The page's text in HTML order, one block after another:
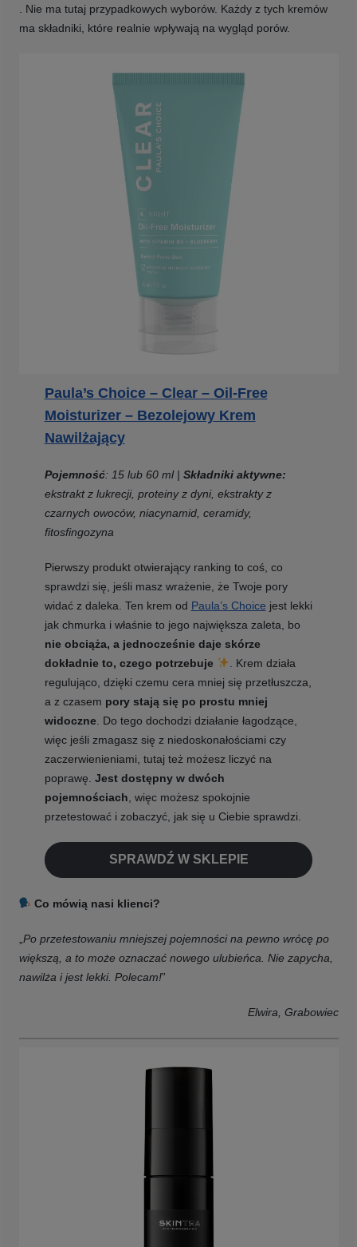
. Nie ma tutaj przypadkowych wyborów. Każdy z tych kremów
ma składniki, które realnie wpływają na wygląd porów.
Paula’s Choice – Clear – Oil-Free
Moisturizer – Bezolejowy Krem
Nawilżający
Pojemność: 15 lub 60 ml | Składniki aktywne:
ekstrakt z lukrecji, proteiny z dyni, ekstrakty z
czarnych owoców, niacynamid, ceramidy,
fitosfingozyna
Pierwszy produkt otwierający ranking to coś, co
sprawdzi się, jeśli masz wrażenie, że Twoje pory
widać z daleka. Ten krem od Paula’s Choice jest lekki
jak chmurka i właśnie to jego największa zaleta, bo
nie obciąża, a jednocześnie daje skórze
dokładnie to, czego potrzebuje
. Krem działa
regulująco, dzięki czemu cera mniej się przetłuszcza,
a z czasem pory stają się po prostu mniej
widoczne. Do tego dochodzi działanie łagodzące,
więc jeśli zmagasz się z niedoskonałościami czy
zaczerwienieniami, tutaj też możesz liczyć na
poprawę. Jest dostępny w dwóch
pojemnościach , więc możesz spokojnie
przetestować i zobaczyć, jak się u Ciebie sprawdzi.
SPRAWDŹ W SKLEPIE
Co mówią nasi klienci?
Po przetestowaniu mniejszej pojemności na pewno wrócę po
większą, a to może oznaczać nowego ulubieńca. Nie zapycha,
nawilża i jest lekki. Polecam!”
Elwira, Grabowiec